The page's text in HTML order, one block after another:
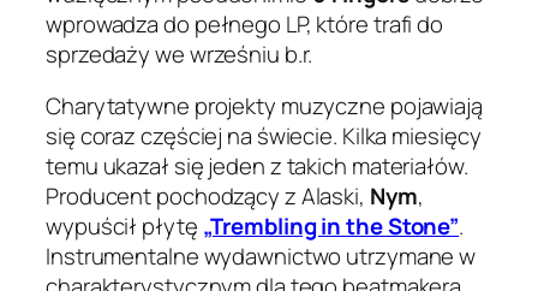
wprowadza do pełnego LP, które trafi do
sprzedaży we wrześniu b.r.
Charytatywne projekty muzyczne pojawiają
się coraz częściej na świecie. Kilka miesięcy
temu ukazał się jeden z takich materiałów.
Producent pochodzący z Alaski, Nym,
wypuścił płytę „Trembling in the Stone”.
Instrumentalne wydawnictwo utrzymane w